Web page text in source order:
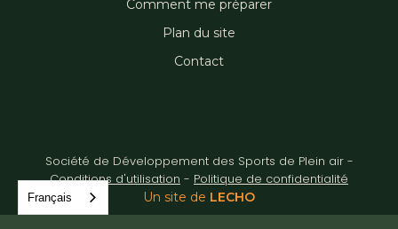
Comment me préparer
Plan du site
Contact
Société de Développement des Sports de Plein air -
Conditions d'utilisation - Politique de confidentialité
Un site de LECHO
Français